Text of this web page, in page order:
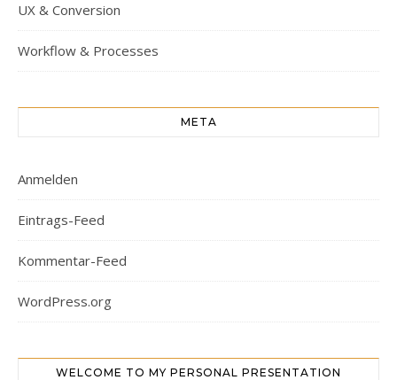
UX & Conversion
Workflow & Processes
META
Anmelden
Eintrags-Feed
Kommentar-Feed
WordPress.org
WELCOME TO MY PERSONAL PRESENTATION